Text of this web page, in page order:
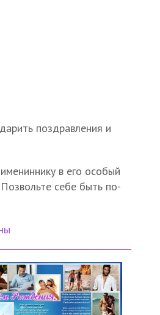
поздравления и
в его особый
себе быть по-